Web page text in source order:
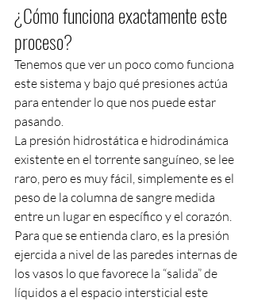
¿Cómo funciona exactamente este
proceso?
Tenemos que ver un poco como funciona
este sistema y bajo qué presiones actúa
para entender lo que nos puede estar
pasando.
La presión hidrostática e hidrodinámica
existente en el torrente sanguíneo, se lee
raro, pero es muy fácil, simplemente es el
peso de la columna de sangre medida
entre un lugar en específico y el corazón.
Para que se entienda claro, es la presión
ejercida a nivel de las paredes internas de
los vasos lo que favorece la “salida” de
líquidos a el espacio intersticial este